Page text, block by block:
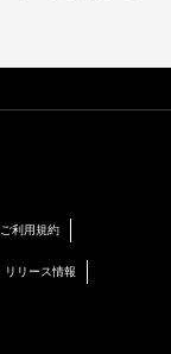
利用規約
リリース情報